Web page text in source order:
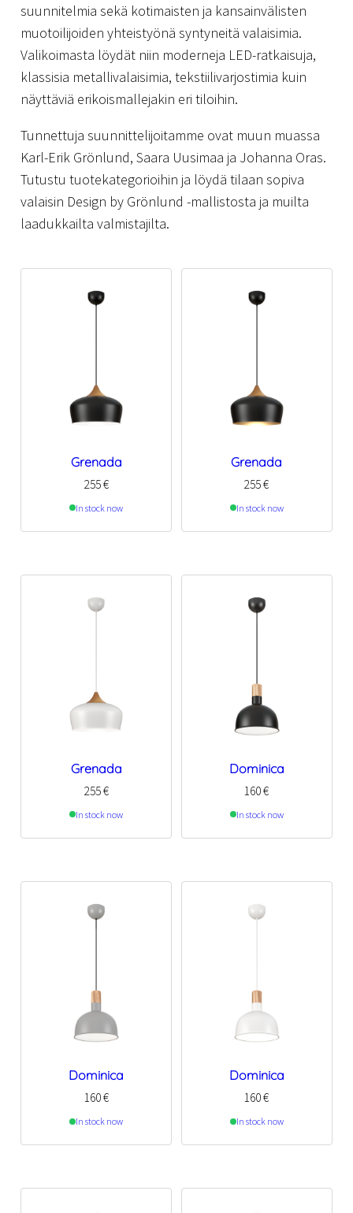
suunnitelmia sekä kotimaisten ja kansainvälisten
muotoilijoiden yhteistyönä syntyneitä valaisimia.
Valikoimasta löydät niin moderneja LED-ratkaisuja,
klassisia metallivalaisimia, tekstiilivarjostimia kuin
näyttäviä erikoismallejakin eri tiloihin.
Tunnettuja suunnittelijoitamme ovat muun muassa
Karl-Erik Grönlund, Saara Uusimaa ja Johanna Oras.
Tutustu tuotekategorioihin ja löydä tilaan sopiva
valaisin Design by Grönlund -mallistosta ja muilta
laadukkailta valmistajilta.
Grenada
255€
In stock now
Grenada
255€
In stock now
Grenada
255€
In stock now
Dominica
160€
In stock now
Dominica
160€
In stock now
Dominica
160€
In stock now